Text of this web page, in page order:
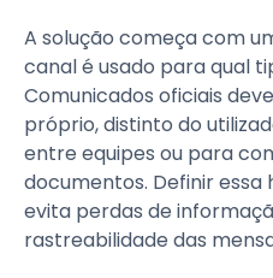
A solução começa com
canal é usado para qual
Comunicados oficiais
próprio, distinto do
entre equipes ou para
documentos. Definir essa
evita perdas de
rastreabilidade das